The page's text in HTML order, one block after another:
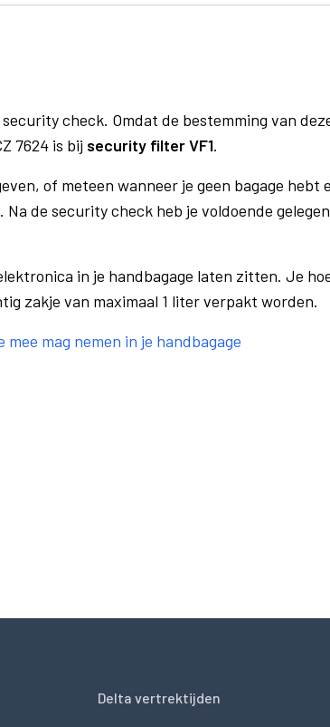
check. Omdat de bestemming van
7624 is bij security filter VF1.
of meteen wanneer je geen bagage hebt
de security check heb je voldoende
in je handbagage laten zitten. Je
zakje van maximaal 1 liter verpakt worden.
mee mag nemen in je handbagage
Delta vertrektijden